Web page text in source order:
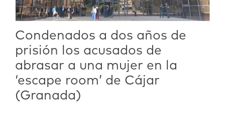
Condenados a dos años de
prisión los acusados de
abrasar a una mujer en la
‘escape room’ de Cájar
(Granada)